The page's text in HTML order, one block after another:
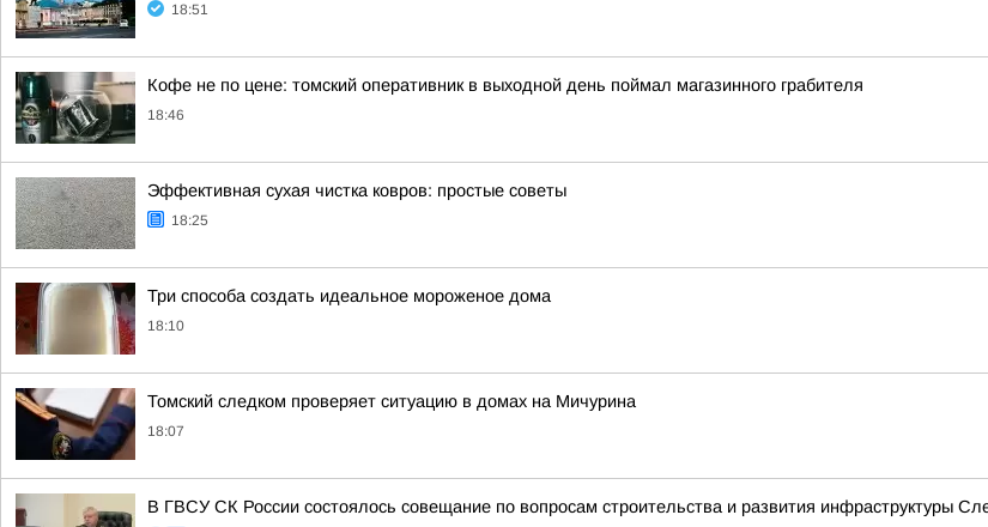
18:51
Кофе не по цене: томский оперативник в выходной день поймал магазинного грабителя
18:46
Эффективная сухая чистка ковров: простые советы
18:25
Три способа создать идеальное мороженое дома
18:10
Томский следком проверяет ситуацию в домах на Мичурина
18:07
В ГВСУ СК России состоялось совещание по вопросам строительства и развития инфраструктуры